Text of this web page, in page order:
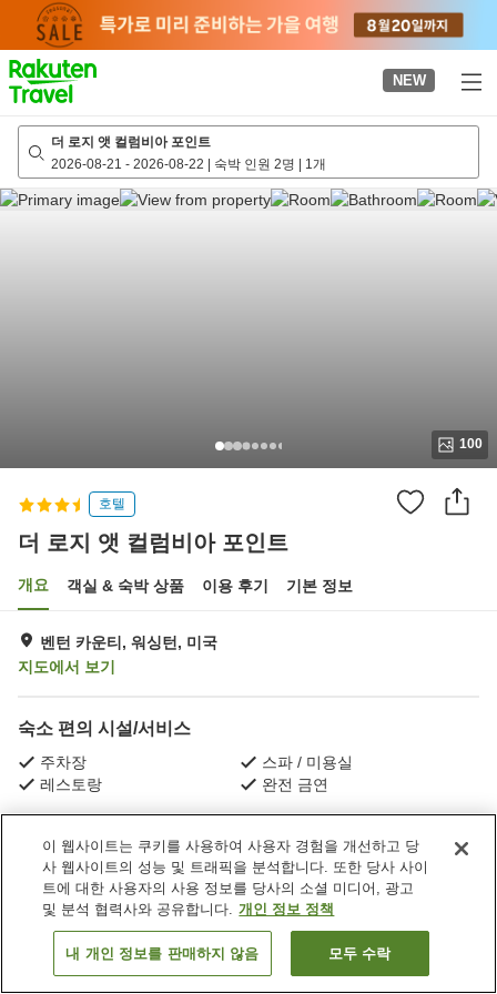
page
NEW
더 로지 앳 컬럼비아 포인트
2026-08-21 - 2026-08-22 | 숙박 인원 2명 | 1개
100
호텔
더 로지 앳 컬럼비아 포인트
개요 객실 & 숙박 상품 이용 후기 기본 정보
벤턴 카운티, 워싱턴, 미국
지도에서 보기
숙소 편의 시설/서비스
주차장
스파 / 미용실
레스토랑
완전 금연
미국 워싱턴 벤턴 카운티 더 로지 앳 컬럼비아 포인트
객실 보기
이 웹사이트는 쿠키를 사용하여 사용자 경험을 개선하고 당
사 웹사이트의 성능 및 트래픽을 분석합니다. 또한 당사 사이
트에 대한 사용자의 사용 정보를 당사의 소셜 미디어, 광고
및 분석 협력사와 공유합니다. 개인 정보 정책
내 개인 정보를 판매하지 않음 모두 수락